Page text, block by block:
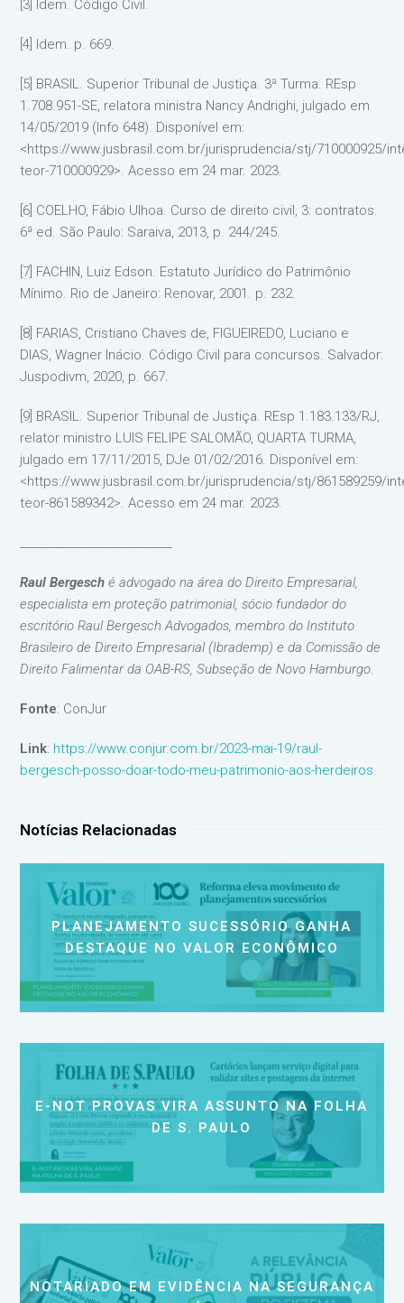
[3] Idem. Código Civil.
[4] Idem. p. 669.
[5] BRASIL. Superior Tribunal de Justiça. 3ª Turma. REsp
1.708.951-SE, relatora ministra Nancy Andrighi, julgado em
14/05/2019 (Info 648). Disponível em:
<https://www.jusbrasil.com.br/jurisprudencia/stj/710000925/
teor-710000929>. Acesso em 24 mar. 2023.
[6] COELHO, Fábio Ulhoa. Curso de direito civil, 3: contratos.
6ª ed. São Paulo: Saraiva, 2013, p. 244/245.
[7] FACHIN, Luiz Edson. Estatuto Jurídico do Patrimônio
Mínimo. Rio de Janeiro: Renovar, 2001. p. 232.
[8] FARIAS, Cristiano Chaves de, FIGUEIREDO, Luciano e
DIAS, Wagner Inácio. Código Civil para concursos. Salvador:
Juspodivm, 2020, p. 667.
[9] BRASIL. Superior Tribunal de Justiça. REsp 1.183.133/RJ,
relator ministro LUIS FELIPE SALOMÃO, QUARTA TURMA,
julgado em 17/11/2015, DJe 01/02/2016. Disponível em:
<https://www.jusbrasil.com.br/jurisprudencia/stj/861589259/
teor-861589342>. Acesso em 24 mar. 2023.
Raul Bergesch é advogado na área do Direito Empresarial,
especialista em proteção patrimonial, sócio fundador do
escritório Raul Bergesch Advogados, membro do Instituto
Brasileiro de Direito Empresarial (Ibrademp) e da Comissão de
Direito Falimentar da OAB-RS, Subseção de Novo Hamburgo.
Fonte: ConJur
Link: https://www.conjur.com.br/2023-mai-19/raul-
bergesch-posso-doar-todo-meu-patrimonio-aos-herdeiros
Notícias Relacionadas
PLANEJAMENTO SUCESSÓRIO GANHA
DESTAQUE NO VALOR ECONÔMICO
E-NOT PROVAS VIRA ASSUNTO NA FOLHA
DE S. PAULO
NOTARIADO EM EVIDÊNCIA NA SEGURANÇA